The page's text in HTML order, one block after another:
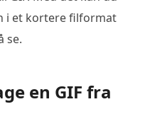
i et kortere filformat
se.
en GIF fra